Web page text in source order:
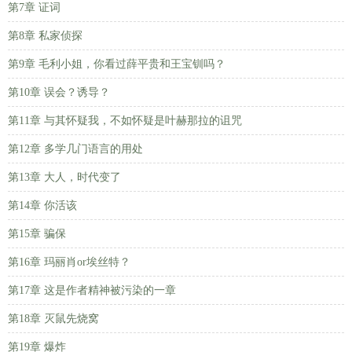
第7章 证词
第8章 私家侦探
第9章 毛利小姐，你看过薛平贵和王宝钏吗？
第10章 误会？诱导？
第11章 与其怀疑我，不如怀疑是叶赫那拉的诅咒
第12章 多学几门语言的用处
第13章 大人，时代变了
第14章 你活该
第15章 骗保
第16章 玛丽肖or埃丝特？
第17章 这是作者精神被污染的一章
第18章 灭鼠先烧窝
第19章 爆炸